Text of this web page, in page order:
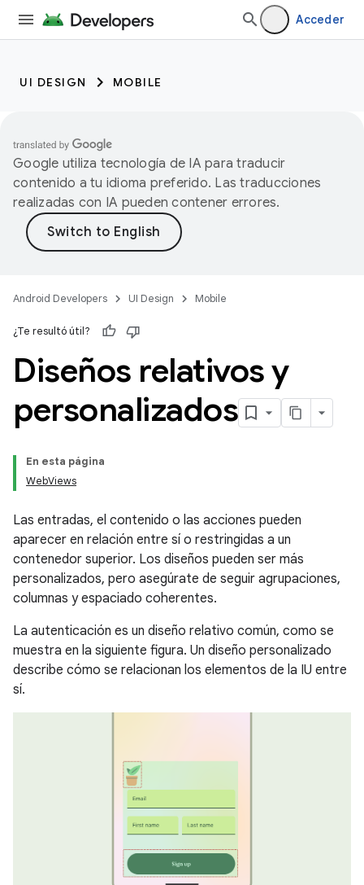
Acceder
UI DESIGN MOBILE
Google utiliza tecnología de IA para traducir
contenido a tu idioma preferido. Las traducciones
realizadas con IA pueden contener errores.
Android Developers UI Design Mobile
¿Te resultó útil?
Diseños relativos y
personalizados
En esta página
WebViews
Las entradas, el contenido o las acciones pueden
aparecer en relación entre sí o restringidas a un
contenedor superior. Los diseños pueden ser más
personalizados, pero asegúrate de seguir agrupaciones,
columnas y espaciado coherentes.
La autenticación es un diseño relativo común, como se
muestra en la siguiente figura. Un diseño personalizado
describe cómo se relacionan los elementos de la IU entre
sí.